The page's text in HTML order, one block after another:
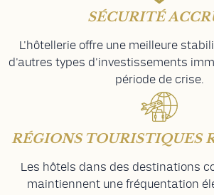
SÉCURITÉ
L'hôtellerie offre une meilleure
d'autres types d'investissements
période de crise.
RÉGIONS TOURISTIQUES
Les hôtels dans des destinations
maintiennent une fréquentation